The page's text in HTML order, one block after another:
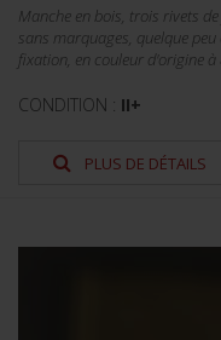
Manche en bois, trois rivets
sans marquages, quelque
fixation, en couleur d'origine à
CONDITION : II+
PLUS DE DÉTAILS